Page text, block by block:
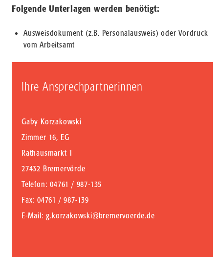
Folgende Unterlagen werden benötigt:
Ausweisdokument (z.B. Personalausweis) oder Vordruck
vom Arbeitsamt
Ihre Ansprechpartnerinnen
Gaby Korzakowski
Zimmer 16, EG
Rathausmarkt 1
27432 Bremervörde
Telefon: 04761 / 987-135
Fax: 04761 / 987-139
E-Mail:g.korzakowski@bremervoerde.de